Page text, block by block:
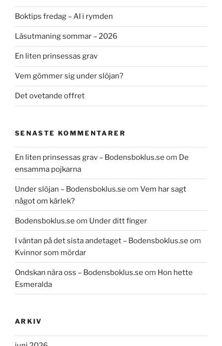
Boktips fredag – AI i rymden
Läsutmaning sommar – 2026
En liten prinsessas grav
Vem gömmer sig under slöjan?
Det ovetande offret
SENASTE KOMMENTARER
En liten prinsessas grav – Bodensboklus.se om De
ensamma pojkarna
Under slöjan – Bodensboklus.se om Vem har sagt
något om kärlek?
Bodensboklus.se om Under ditt finger
I väntan på det sista andetaget – Bodensboklus.se om
Kvinnor som mördar
Ondskan nära oss – Bodensboklus.se om Hon hette
Esmeralda
ARKIV